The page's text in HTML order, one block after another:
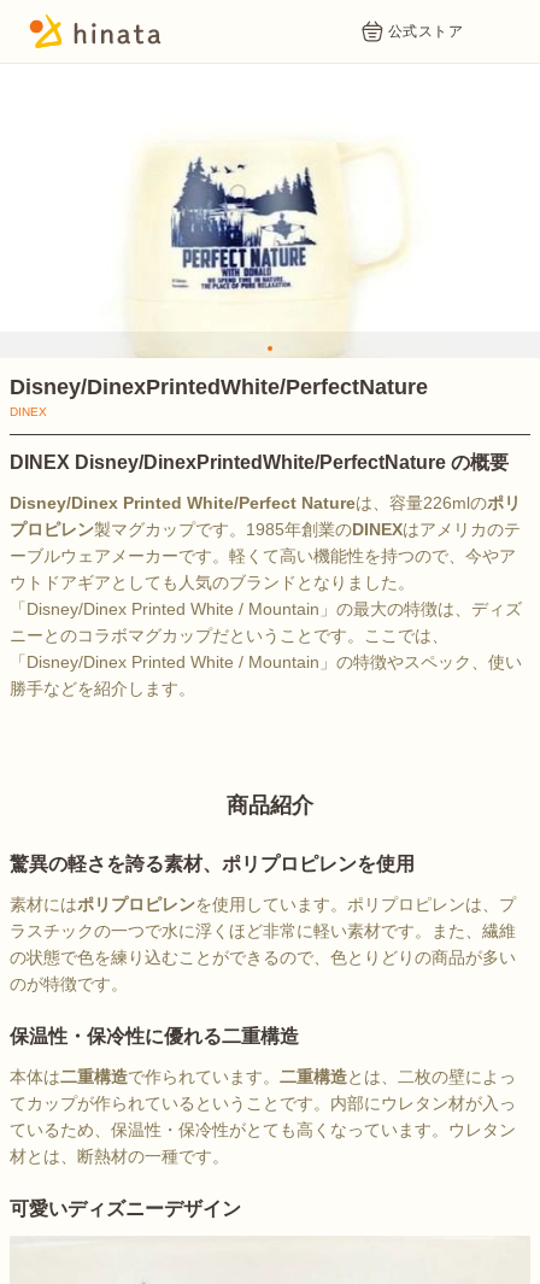
公式ストア
1
Disney/DinexPrintedWhite/PerfectNature
DINEX
DINEX Disney/DinexPrintedWhite/PerfectNature の概要
Disney/Dinex Printed White/Perfect Natureは、容量226mlのポリ
プロピレン製マグカップです。1985年創業のDINEXはアメリカのテ
ーブルウェアメーカーです。軽くて高い機能性を持つので、今やア
ウトドアギアとしても人気のブランドとなりました。
「Disney/Dinex Printed White / Mountain」の最大の特徴は、ディズ
ニーとのコラボマグカップだということです。ここでは、
「Disney/Dinex Printed White / Mountain」の特徴やスペック、使い
勝手などを紹介します。
商品紹介
驚異の軽さを誇る素材、ポリプロピレンを使用
素材にはポリプロピレンを使用しています。ポリプロピレンは、プ
ラスチックの一つで水に浮くほど非常に軽い素材です。また、繊維
の状態で色を練り込むことができるので、色とりどりの商品が多い
のが特徴です。
保温性・保冷性に優れる二重構造
本体は二重構造で作られています。 二重構造とは、二枚の壁によっ
てカップが作られているということです。内部にウレタン材が入っ
ているため、保温性・保冷性がとても高くなっています。ウレタン
材とは、断熱材の一種です。
可愛いディズニーデザイン